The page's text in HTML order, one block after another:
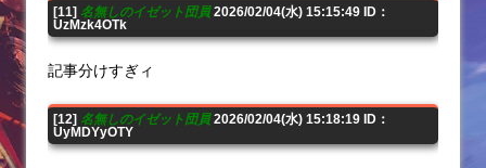
[11] 名無しのイゼット団員2026/02/04(水) 15:15:49 ID：
UzMzk4OTk
記事分けすぎィ
[12] 名無しのイゼット団員2026/02/04(水) 15:18:19 ID：
UyMDYyOTY